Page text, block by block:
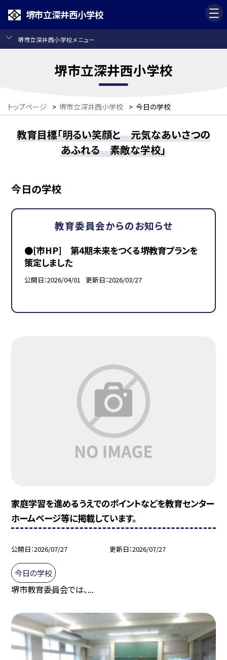
堺市立深井西小学校
堺市立深井西小学校メニュー
堺市立深井西小学校
トップページ > 堺市立深井西小学校 > 今日の学校
教育目標「明るい笑顔と 元気なあいさつの
あふれる 素敵な学校」
今日の学校
教育委員会からのお知らせ
●[市HP] 第4期未来をつくる堺教育プランを
策定しました
公開日 2026/04/01 更新日 2026/03/27
家庭学習を進めるうえでのポイントなどを教育センター
ホームページ等に掲載しています。
公開日 2026/07/27 更新日 2026/07/27
今日の学校
堺市教育委員会では、...